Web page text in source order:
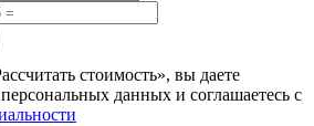
стоимость», вы даете
данных и соглашаетесь с